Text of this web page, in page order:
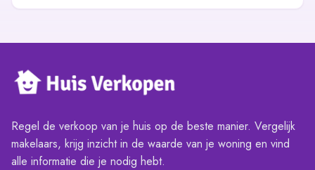
Regel de verkoop van je huis op de beste manier. Vergelijk
makelaars, krijg inzicht in de waarde van je woning en vind
alle informatie die je nodig hebt.